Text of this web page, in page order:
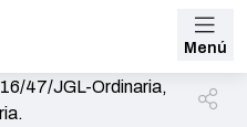
Menú
47/JGL-Ordinaria,